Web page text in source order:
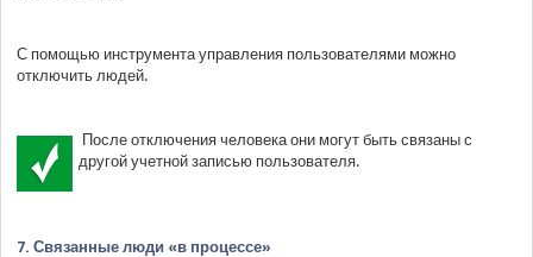
С помощью инструмента управления пользователями можно
отключить людей.
После отключения человека они могут быть связаны с
другой учетной записью пользователя.
7. Связанные люди «в процессе»